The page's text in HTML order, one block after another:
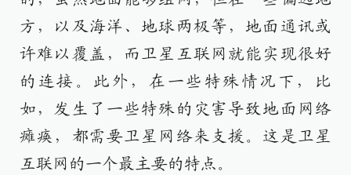
方，以及海洋、地球两极等，地面通讯或
许难以覆盖，而卫星互联网就能实现很好
的连接。此外，在一些特殊情况下，比
如，发生了一些特殊的灾害导致地面网络
瘫痪，都需要卫星网络来支援。这是卫星
互联网的一个最主要的特点。